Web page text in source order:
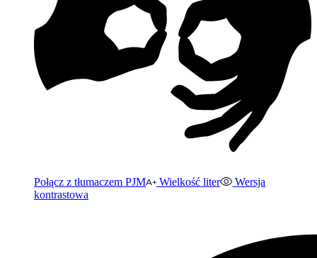
Połącz z tłumaczem PJM Wielkość liter
Wersja
kontrastowa